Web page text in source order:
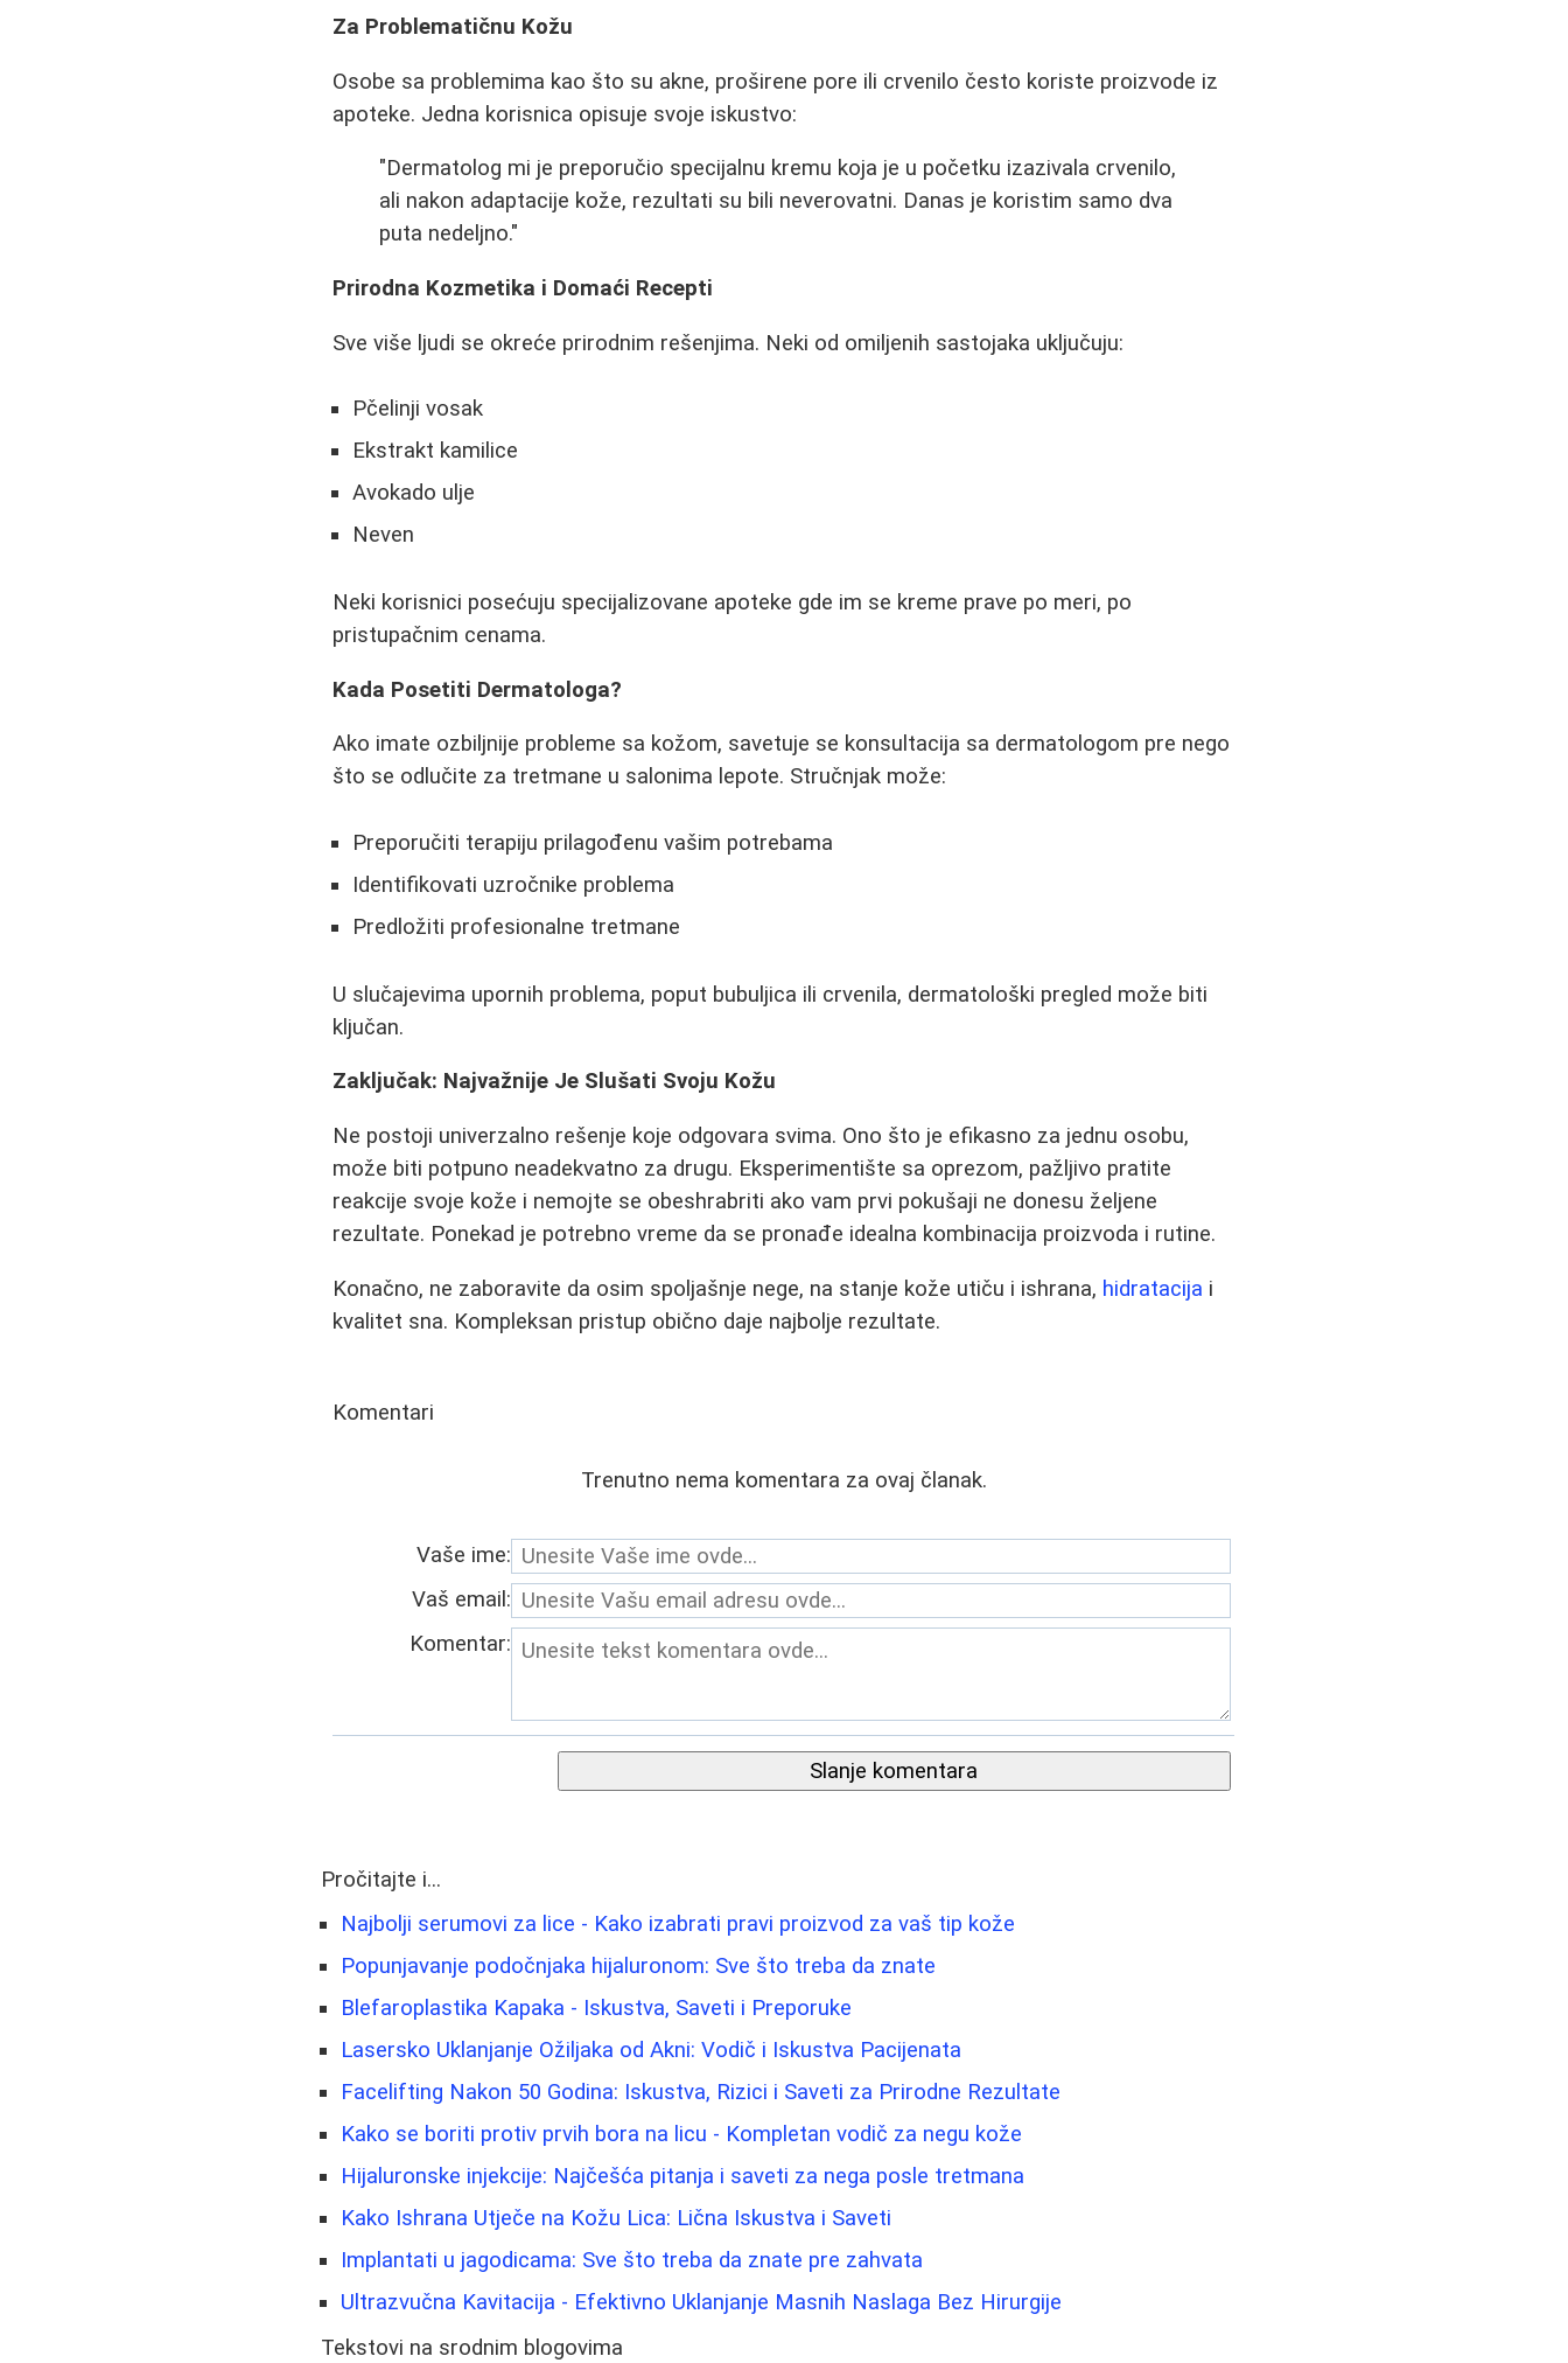
Za Problematičnu Kožu
Osobe sa problemima kao što su akne, proširene pore ili crvenilo često koriste proizvode iz
apoteke. Jedna korisnica opisuje svoje iskustvo:
"Dermatolog mi je preporučio specijalnu kremu koja je u početku izazivala crvenilo,
ali nakon adaptacije kože, rezultati su bili neverovatni. Danas je koristim samo dva
puta nedeljno."
Prirodna Kozmetika i Domaći Recepti
Sve više ljudi se okreće prirodnim rešenjima. Neki od omiljenih sastojaka uključuju:
Pčelinji vosak
Ekstrakt kamilice
Avokado ulje
Neven
Neki korisnici posećuju specijalizovane apoteke gde im se kreme prave po meri, po
pristupačnim cenama.
Kada Posetiti Dermatologa?
Ako imate ozbiljnije probleme sa kožom, savetuje se konsultacija sa dermatologom pre nego
što se odlučite za tretmane u salonima lepote. Stručnjak može:
Preporučiti terapiju prilagođenu vašim potrebama
Identifikovati uzročnike problema
Predložiti profesionalne tretmane
U slučajevima upornih problema, poput bubuljica ili crvenila, dermatološki pregled može biti
ključan.
Zaključak: Najvažnije Je Slušati Svoju Kožu
Ne postoji univerzalno rešenje koje odgovara svima. Ono što je efikasno za jednu osobu,
može biti potpuno neadekvatno za drugu. Eksperimentište sa oprezom, pažljivo pratite
reakcije svoje kože i nemojte se obeshrabriti ako vam prvi pokušaji ne donesu željene
rezultate. Ponekad je potrebno vreme da se pronađe idealna kombinacija proizvoda i rutine.
Konačno, ne zaboravite da osim spoljašnje nege, na stanje kože utiču i ishrana, hidratacija i
kvalitet sna. Kompleksan pristup obično daje najbolje rezultate.
Komentari
Trenutno nema komentara za ovaj članak.
Vaše ime:
Vaš email:
Komentar:
Slanje komentara
Pročitajte i...
Najbolji serumovi za lice - Kako izabrati pravi proizvod za vaš tip kože
Popunjavanje podočnjaka hijaluronom: Sve što treba da znate
Blefaroplastika Kapaka - Iskustva, Saveti i Preporuke
Lasersko Uklanjanje Ožiljaka od Akni: Vodič i Iskustva Pacijenata
Facelifting Nakon 50 Godina: Iskustva, Rizici i Saveti za Prirodne Rezultate
Kako se boriti protiv prvih bora na licu - Kompletan vodič za negu kože
Hijaluronske injekcije: Najčešća pitanja i saveti za nega posle tretmana
Kako Ishrana Utječe na Kožu Lica: Lična Iskustva i Saveti
Implantati u jagodicama: Sve što treba da znate pre zahvata
Ultrazvučna Kavitacija - Efektivno Uklanjanje Masnih Naslaga Bez Hirurgije
Tekstovi na srodnim blogovima